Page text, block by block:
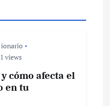
views
cómo afecta el
en tu